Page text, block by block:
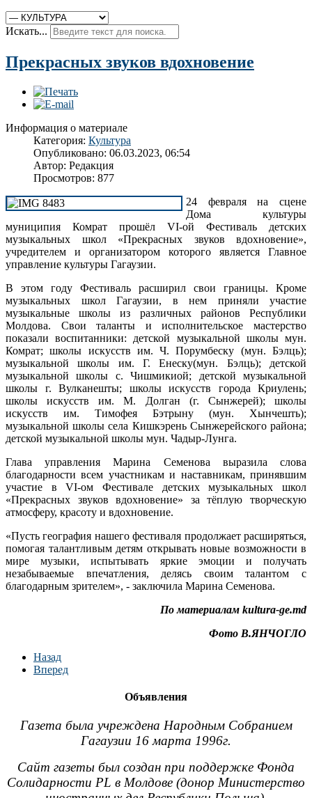
Искать...
Прекрасных звуков вдохновение
Информация о материале
Категория: Культура
Опубликовано: 06.03.2023, 06:54
Автор: Редакция
Просмотров: 877
24 февраля на сцене
Дома культуры
муниципия Комрат прошёл VI-ой Фестиваль детских
музыкальных школ «Прекрасных звуков вдохновение»,
учредителем и организатором которого является Главное
управление культуры Гагаузии.
В этом году Фестиваль расширил свои границы. Кроме
музыкальных школ Гагаузии, в нем приняли участие
музыкальные школы из различных районов Республики
Молдова. Свои таланты и исполнительское мастерство
показали воспитанники: детской музыкальной школы мун.
Комрат; школы искусств им. Ч. Порумбеску (мун. Бэлць);
музыкальной школы им. Г. Енеску(мун. Бэлць); детской
музыкальной школы с. Чишмикиой; детской музыкальной
школы г. Вулканешты; школы искусств города Криулень;
школы искусств им. М. Долган (г. Сынжерей); школы
искусств им. Тимофея Бэтрыну (мун. Хынчешть);
музыкальной школы села Кишкэрень Сынжерейского района;
детской музыкальной школы мун. Чадыр-Лунга.
Глава управления Марина Семенова выразила слова
благодарности всем участникам и наставникам, принявшим
участие в VI-ом Фестивале детских музыкальных школ
«Прекрасных звуков вдохновение» за тёплую творческую
атмосферу, красоту и вдохновение.
«Пусть география нашего фестиваля продолжает расширяться,
помогая талантливым детям открывать новые возможности в
мире музыки, испытывать яркие эмоции и получать
незабываемые впечатления, делясь своим талантом с
благодарным зрителем», - заключила Марина Семенова.
По материалам kultura-ge.md
Фото В.ЯНЧОГЛО
Назад
Вперед
Объявления
Газета была учреждена Народным Собранием
Гагаузии 16 марта 1996г.
Сайт газеты был создан при поддержке Фонда
Солидарности PL в Молдове (донор Министерство